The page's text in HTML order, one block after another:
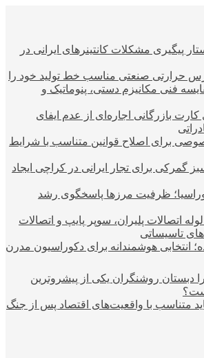
پیگیری مشکلات کانتینرهای ایرانی در
حرارتی صنعتی مناسب خط تولید خود را
فنی مکانیزم دستی، پنوماتیک و
کارت بازرگانی اجاره‌ای از عدم ایفای
برای اصلاح قوانین متناسب با شرایط
گمرکی برای تجار ایرانی در کراچی ایجاد
ظرفیت مرزها پاسخگوی رشد
اتصالات پلیران، سوپر پایپ و اتصالات
تاسیساتی
انتخابی هوشمندانه برای دکوراسیون مدرن
دبستان روشنگران یکی از پیشروترین
متناسب با واقعیت‌های اقتصاد پس از جنگ